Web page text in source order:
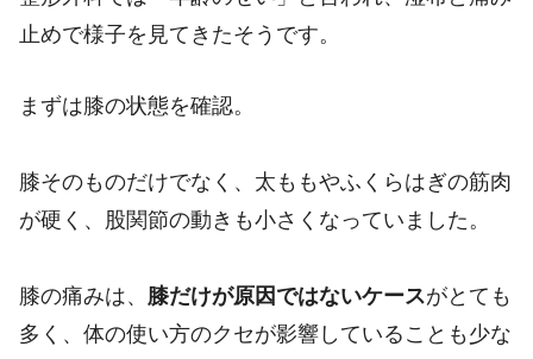
止めで様子を見てきたそうです。
まずは膝の状態を確認。
膝そのものだけでなく、太ももやふくらはぎの筋肉
が硬く、股関節の動きも小さくなっていました。
膝の痛みは、 膝だけが原因ではないケースがとても
多く、体の使い方のクセが影響していることも少な